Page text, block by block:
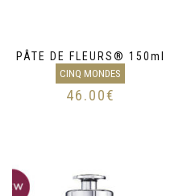
PÂTE DE FLEURS® 150ml
CINQ MONDES
46.00€